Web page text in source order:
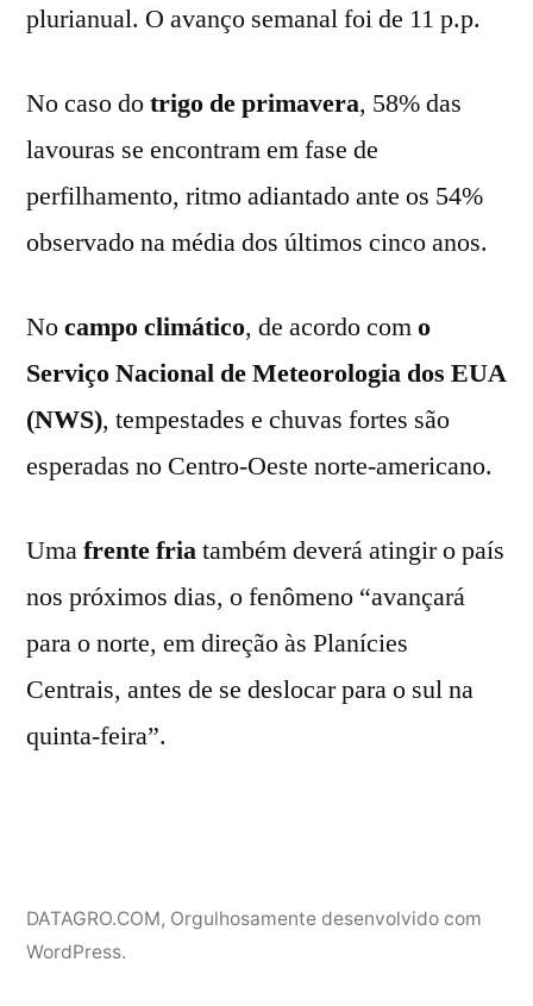
plurianual. O avanço semanal foi de 11 p.p.
No caso dotrigo de primavera, 58% das
lavouras se encontram em fase de
perfilhamento, ritmo adiantado ante os 54%
observado na média dos últimos cinco anos.
Nocampo climático, de acordo como
Serviço Nacional de Meteorologia dos EUA
(NWS), tempestades e chuvas fortes são
esperadas no Centro-Oeste norte-americano.
Umafrente friatambém deverá atingir o país
nos próximos dias, o fenômeno “avançará
para o norte, em direção às Planícies
Centrais, antes de se deslocar para o sul na
quinta-feira”.
DATAGRO.COM, Orgulhosamente desenvolvido com
WordPress.